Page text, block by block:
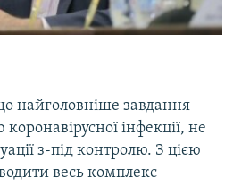
найголовніше завдання ‒
інфекції, не
з-під контролю. З цією
весь комплекс